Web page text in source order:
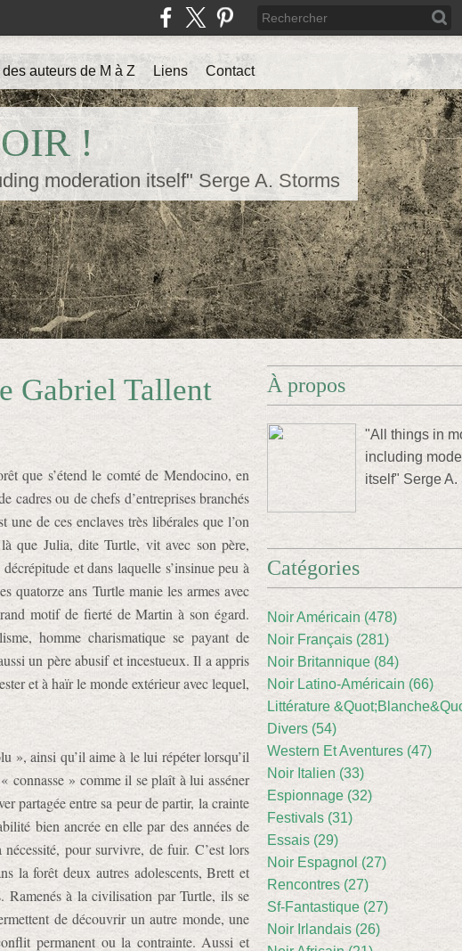
!
moderation itself" Serge A. Storms
des auteurs de M à Z Liens Contact
Gabriel Tallent
que s’étend le comté de Mendocino, en
ou de chefs d’entreprises branchés
de ces enclaves très libérales que l’on
que Julia, dite Turtle, vit avec son père,
et dans laquelle s’insinue peu à
quatorze ans Turtle manie les armes avec
motif de fierté de Martin à son égard.
homme charismatique se payant de
un père abusif et incestueux. Il a appris
et à haïr le monde extérieur avec lequel,
», ainsi qu’il aime à le lui répéter lorsqu’il
connasse » comme il se plaît à lui asséner
partagée entre sa peur de partir, la crainte
bien ancrée en elle par des années de
pour survivre, de fuir. C’est lors
la forêt deux autres adolescents, Brett et
Ramenés à la civilisation par Turtle, ils se
de découvrir un autre monde, une
permanent ou la contrainte. Aussi et
À propos
"All things in
including
itself" Serge A.
Catégories
Noir Américain (478)
Noir Français (281)
Noir Britannique (84)
Noir Latino-Américain (66)
Littérature
Divers (54)
Western Et Aventures (47)
Noir Italien (33)
Espionnage (32)
Festivals (31)
Essais (29)
Noir Espagnol (27)
Rencontres (27)
Sf-Fantastique (27)
Noir Irlandais (26)